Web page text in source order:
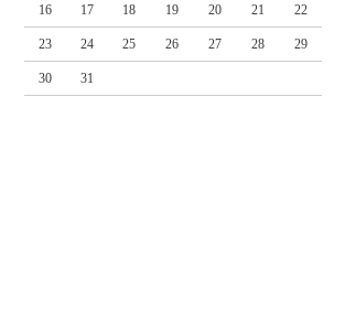
16 17 18 19 20 21 22
23 24 25 26 27 28 29
30 31